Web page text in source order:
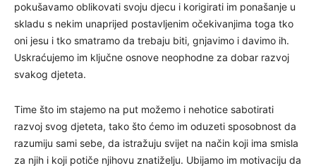
pokušavamo oblikovati svoju djecu i korigirati im ponašanje u
skladu s nekim unaprijed postavljenim očekivanjima toga tko
oni jesu i tko smatramo da trebaju biti, gnjavimo i davimo ih.
Uskraćujemo im ključne osnove neophodne za dobar razvoj
svakog djeteta.
Time što im stajemo na put možemo i nehotice sabotirati
razvoj svog djeteta, tako što ćemo im oduzeti sposobnost da
razumiju sami sebe, da istražuju svijet na način koji ima smisla
za njih i koji potiče njihovu znatiželju. Ubijamo im motivaciju da